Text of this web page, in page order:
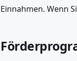
Einnahmen. Wenn